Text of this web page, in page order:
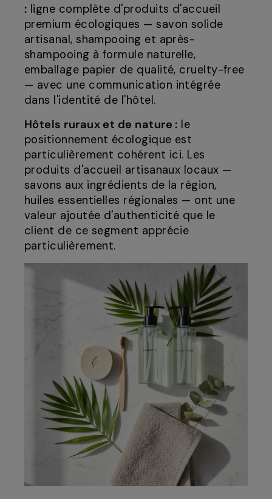
: ligne complète d'produits d'accueil
premium écologiques — savon solide
artisanal, shampooing et après-
shampooing à formule naturelle,
emballage papier de qualité, cruelty-free
— avec une communication intégrée
dans l'identité de l'hôtel.
Hôtels ruraux et de nature : le
positionnement écologique est
particulièrement cohérent ici. Les
produits d'accueil artisanaux locaux —
savons aux ingrédients de la région,
huiles essentielles régionales — ont une
valeur ajoutée d'authenticité que le
client de ce segment apprécie
particulièrement.